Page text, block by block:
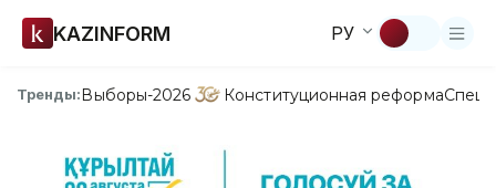
KAZINFORM РУ
Тренды:Выборы-2026 Конституционная реформа